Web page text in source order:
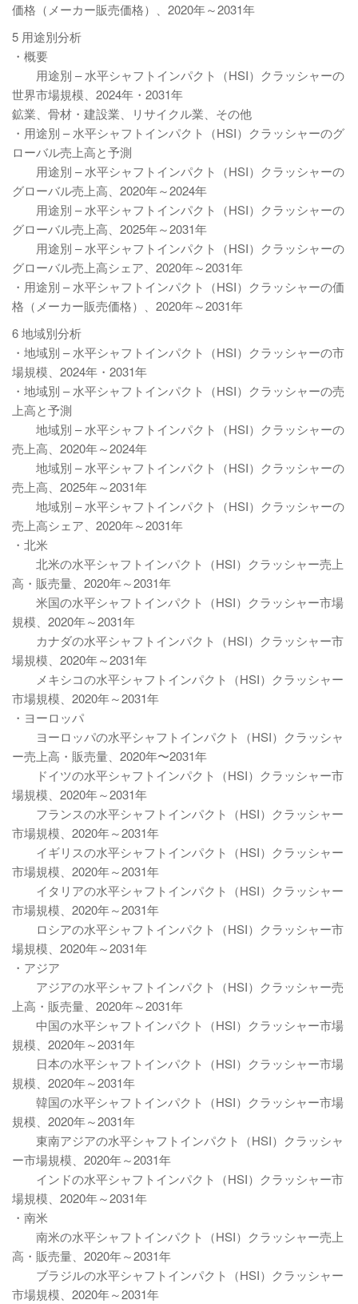
価格（メーカー販売価格）、2020年～2031年
5 用途別分析
・概要
用途別 – 水平シャフトインパクト（HSI）クラッシャーの
世界市場規模、2024年・2031年
鉱業、骨材・建設業、リサイクル業、その他
・用途別 – 水平シャフトインパクト（HSI）クラッシャーのグ
ローバル売上高と予測
用途別 – 水平シャフトインパクト（HSI）クラッシャーの
グローバル売上高、2020年～2024年
用途別 – 水平シャフトインパクト（HSI）クラッシャーの
グローバル売上高、2025年～2031年
用途別 – 水平シャフトインパクト（HSI）クラッシャーの
グローバル売上高シェア、2020年～2031年
・用途別 – 水平シャフトインパクト（HSI）クラッシャーの価
格（メーカー販売価格）、2020年～2031年
6 地域別分析
・地域別 – 水平シャフトインパクト（HSI）クラッシャーの市
場規模、2024年・2031年
・地域別 – 水平シャフトインパクト（HSI）クラッシャーの売
上高と予測
地域別 – 水平シャフトインパクト（HSI）クラッシャーの
売上高、2020年～2024年
地域別 – 水平シャフトインパクト（HSI）クラッシャーの
売上高、2025年～2031年
地域別 – 水平シャフトインパクト（HSI）クラッシャーの
売上高シェア、2020年～2031年
・北米
北米の水平シャフトインパクト（HSI）クラッシャー売上
高・販売量、2020年～2031年
米国の水平シャフトインパクト（HSI）クラッシャー市場
規模、2020年～2031年
カナダの水平シャフトインパクト（HSI）クラッシャー市
場規模、2020年～2031年
メキシコの水平シャフトインパクト（HSI）クラッシャー
市場規模、2020年～2031年
・ヨーロッパ
ヨーロッパの水平シャフトインパクト（HSI）クラッシャ
ー売上高・販売量、2020年〜2031年
ドイツの水平シャフトインパクト（HSI）クラッシャー市
場規模、2020年～2031年
フランスの水平シャフトインパクト（HSI）クラッシャー
市場規模、2020年～2031年
イギリスの水平シャフトインパクト（HSI）クラッシャー
市場規模、2020年～2031年
イタリアの水平シャフトインパクト（HSI）クラッシャー
市場規模、2020年～2031年
ロシアの水平シャフトインパクト（HSI）クラッシャー市
場規模、2020年～2031年
・アジア
アジアの水平シャフトインパクト（HSI）クラッシャー売
上高・販売量、2020年～2031年
中国の水平シャフトインパクト（HSI）クラッシャー市場
規模、2020年～2031年
日本の水平シャフトインパクト（HSI）クラッシャー市場
規模、2020年～2031年
韓国の水平シャフトインパクト（HSI）クラッシャー市場
規模、2020年～2031年
東南アジアの水平シャフトインパクト（HSI）クラッシャ
ー市場規模、2020年～2031年
インドの水平シャフトインパクト（HSI）クラッシャー市
場規模、2020年～2031年
・南米
南米の水平シャフトインパクト（HSI）クラッシャー売上
高・販売量、2020年～2031年
ブラジルの水平シャフトインパクト（HSI）クラッシャー
市場規模、2020年～2031年